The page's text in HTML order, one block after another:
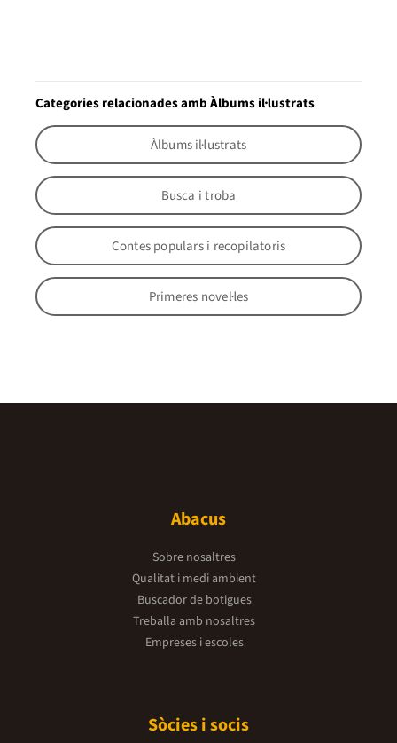
Categories relacionades amb Àlbums il·lustrats
Àlbums il·lustrats
Busca i troba
Contes populars i recopilatoris
Primeres novel·les
Abacus
Sobre nosaltres
Qualitat i medi ambient
Buscador de botigues
Treballa amb nosaltres
Empreses i escoles
Sòcies i socis